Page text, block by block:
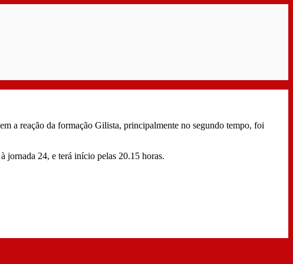
a reação da formação Gilista, principalmente no segundo tempo, foi
jornada 24, e terá início pelas 20.15 horas.